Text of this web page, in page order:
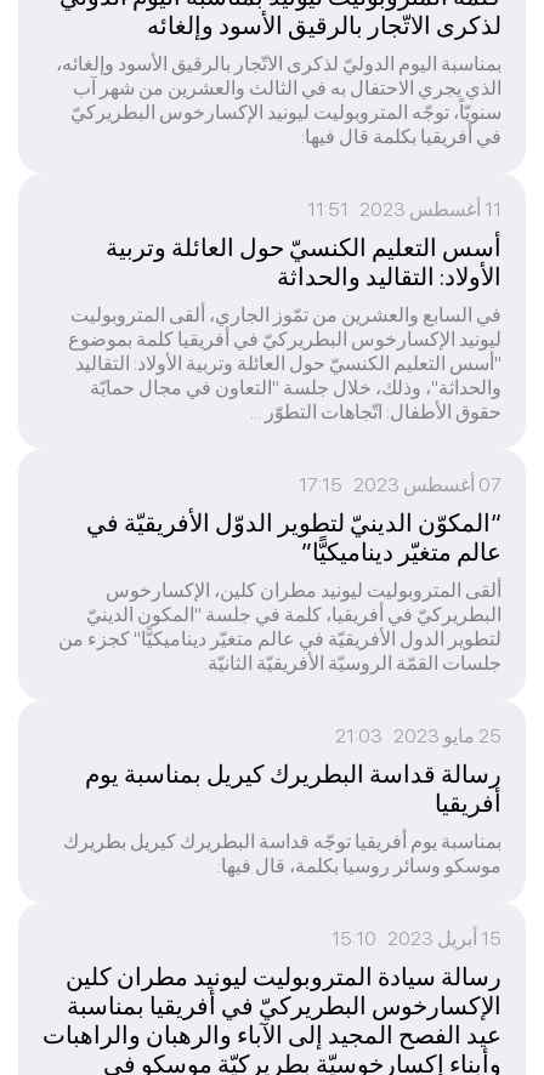
لذكرى الاتّجار بالرقيق الأسود وإلغائه
بمناسبة اليوم الدوليّ لذكرى الاتّجار بالرقيق الأسود وإلغائه،
الذي يجري الاحتفال به في الثالث والعشرين من شهر آب
سنويّاً، توجّه المتروبوليت ليونيد الإكسارخوس البطريركيّ
في أفريقيا بكلمة قال فيها:
11 أغسطس 2023 11:51
أسس التعليم الكنسيّ حول العائلة وتربية
الأولاد: التقاليد والحداثة
في السابع والعشرين من تمّوز الجاري، ألقى المتروبوليت
ليونيد الإكسارخوس البطريركيّ في أفريقيا كلمة بموضوع
"أسس التعليم الكنسيّ حول العائلة وتربية الأولاد: التقاليد
والحداثة"، وذلك، خلال جلسة "التعاون في مجال حمايّة
حقوق الأطفال: اتّجاهات التطوّر ...
07 أغسطس 2023 17:15
“المكوّن الدينيّ لتطوير الدوّل الأفريقيّة في
عالم متغيّر ديناميكيًّا”
ألقى المتروبوليت ليونيد مطران كلين، الإكسارخوس
البطريركيّ في أفريقيا، كلمة في جلسة "المكون الدينيّ
لتطوير الدول الأفريقيّة في عالم متغيّر ديناميكيًّا" كجزء من
جلسات القمّة الروسيّة الأفريقيّة الثانيّة.
25 مايو 2023 21:03
رسالة قداسة البطريرك كيريل بمناسبة يوم
أفريقيا
بمناسبة يوم أفريقيا توجّه قداسة البطريرك كيريل بطريرك
موسكو وسائر روسيا بكلمة، قال فيها:
15 أبريل 2023 15:10
رسالة سيادة المتروبوليت ليونيد مطران كلين
الإكسارخوس البطريركيّ في أفريقيا بمناسبة
عيد الفصح المجيد إلى الآباء والرهبان والراهبات
وأبناء إكسارخوسيّة بطريركيّة موسكو في